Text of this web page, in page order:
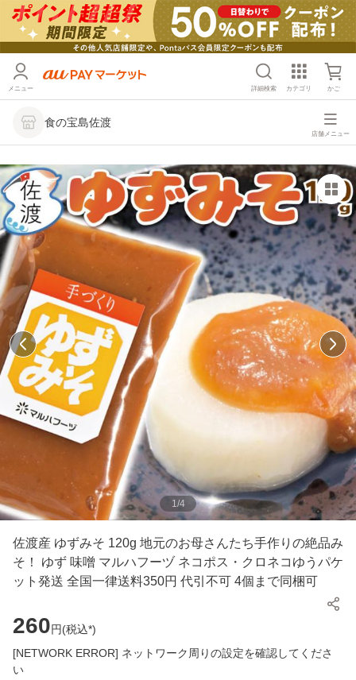
メニュー 詳細検索 カテゴリ かご
食の宝島佐渡
店舗メニュー
1/4
佐渡産 ゆずみそ 120g 地元のお母さんたち手作りの絶品み
そ！ ゆず 味噌 マルハフーヅ ネコポス・クロネコゆうパケ
ット発送 全国一律送料350円 代引不可 4個まで同梱可
260円(税込*)
[NETWORK ERROR] ネットワーク周りの設定を確認してくださ
い